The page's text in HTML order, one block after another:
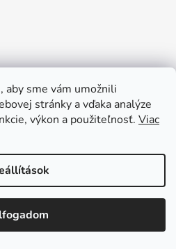
aby sme vám umožnili
stránky a vďaka analýze
výkon a použiteľnosť. Viac
héten dolgozzuk
megértésüket.